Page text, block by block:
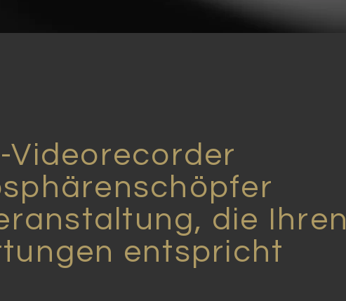
Videorecorder
die Ihren
entspricht